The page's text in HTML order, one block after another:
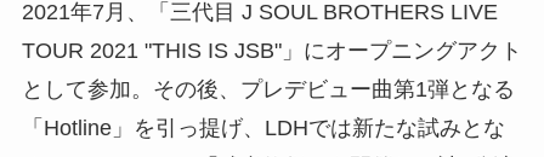
2021年7月、「三代目 J SOUL BROTHERS LIVE
TOUR 2021 "THIS IS JSB"」にオープニングアクト
として参加。その後、プレデビュー曲第1弾となる
「Hotline」を引っ提げ、LDHでは新たな試みとな